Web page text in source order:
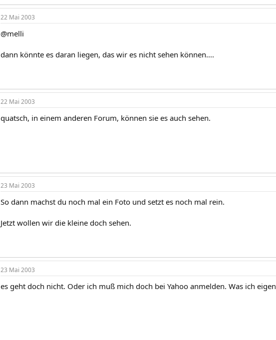
22 Mai 2003
@melli
dann könnte es daran liegen, das wir es nicht sehen können....
22 Mai 2003
quatsch, in einem anderen Forum, können sie es auch sehen.
23 Mai 2003
So dann machst du noch mal ein Foto und setzt es noch mal rein.
Jetzt wollen wir die kleine doch sehen.
23 Mai 2003
es geht doch nicht. Oder ich muß mich doch bei Yahoo anmelden. Was ich